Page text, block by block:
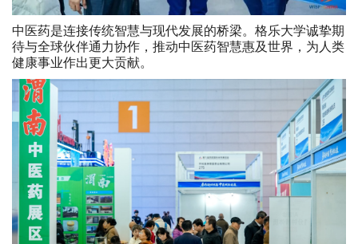
中医药是连接传统智慧与现代发展的桥梁。格乐大学诚挚期
待与全球伙伴通力协作，推动中医药智慧惠及世界，为人类
健康事业作出更大贡献。